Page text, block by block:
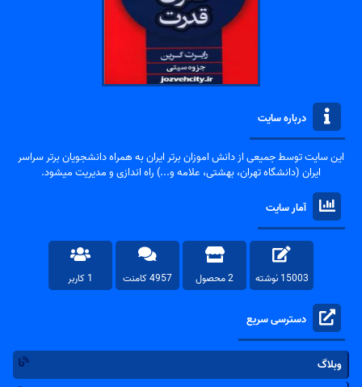
درباره سایت
این سایت توسط جمیعی از دانش اموزان برتر ایران به همراه دانشجویان برتر سراسر
ایران (دانشگاه تهران، بهشتی، علامه و...) راه اندازی و مدیریت میشود.
آمار سایت
15003 نوشته 2 محصول 4957 کامنت 1 کاربر
دسترسی سریع
وبلاگ